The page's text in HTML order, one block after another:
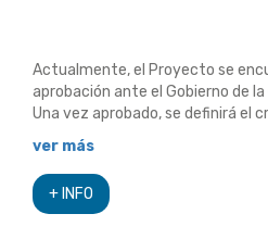
Actualmente, el Proyecto se
aprobación ante el Gobierno de la
Una vez aprobado, se definirá el
ver más
+ INFO